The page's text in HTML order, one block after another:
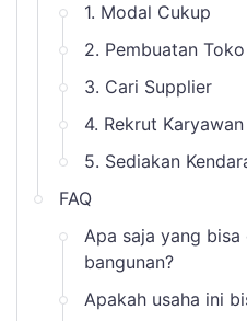
1. Modal Cukup
2. Pembuatan Toko
3. Cari Supplier
4. Rekrut Karyawan
5. Sediakan
FAQ
Apa saja yang
bangunan?
Apakah usaha ini